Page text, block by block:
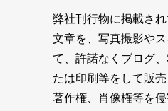
弊社刊行物に掲載さ
文章を、写真撮影や
て、許諾なくブログ
たは印刷等をして販
著作権、肖像権等を